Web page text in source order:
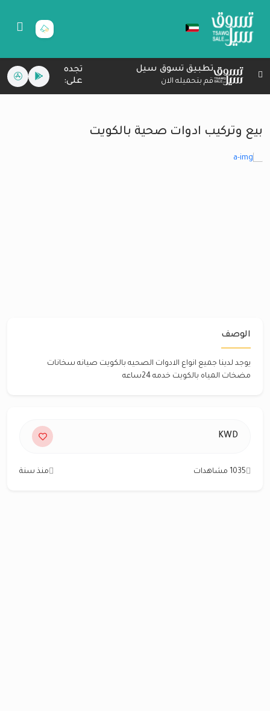
تطبيق تسوق سيل
قم بتحميله الان
تجده
على:
بيع وتركيب ادوات صحية بالكويت
الوصف
يوجد لدينا جميع انواع الادوات الصحيه بالكويت صيانه سخانات
مضخات المياه بالكويت خدمه 24ساعه
KWD
1035 مشاهدات منذ سنة